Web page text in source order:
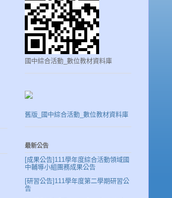
國中綜合活動_數位教材資料庫
舊版_國中綜合活動_數位教材資料庫
最新公告
[成果公告]111學年度綜合活動領域國
中輔導小組團務成果公告
[研習公告]111學年度第二學期研習公
告